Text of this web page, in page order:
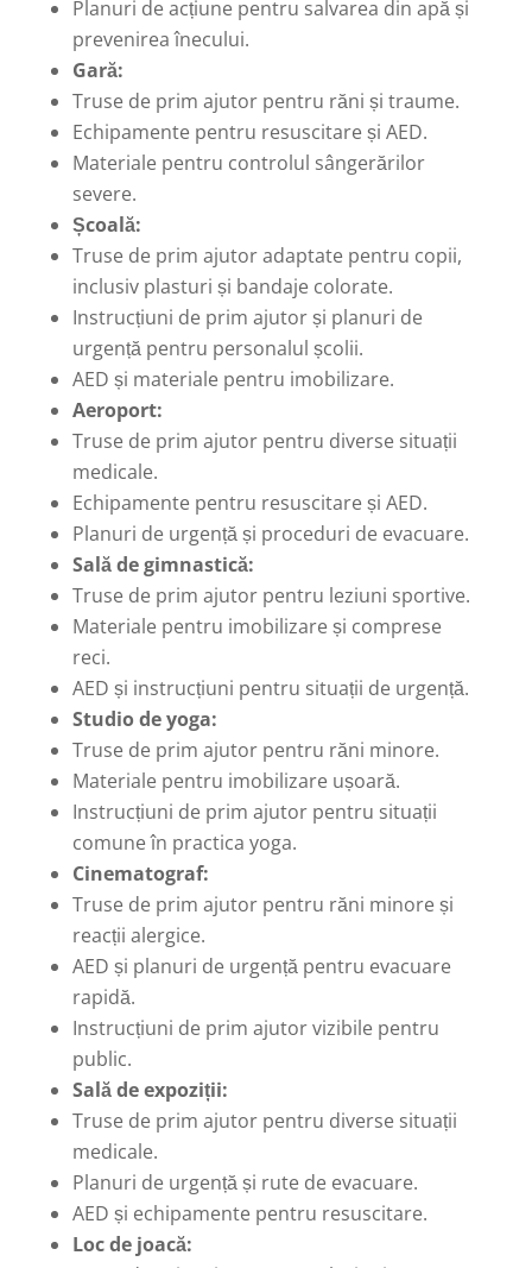
Planuri de acțiune pentru salvarea din apă și
prevenirea înecului.
Gară:
Truse de prim ajutor pentru răni și traume.
Echipamente pentru resuscitare și AED.
Materiale pentru controlul sângerărilor
severe.
Școală:
Truse de prim ajutor adaptate pentru copii,
inclusiv plasturi și bandaje colorate.
Instrucțiuni de prim ajutor și planuri de
urgență pentru personalul școlii.
AED și materiale pentru imobilizare.
Aeroport:
Truse de prim ajutor pentru diverse situații
medicale.
Echipamente pentru resuscitare și AED.
Planuri de urgență și proceduri de evacuare.
Sală de gimnastică:
Truse de prim ajutor pentru leziuni sportive.
Materiale pentru imobilizare și comprese
reci.
AED și instrucțiuni pentru situații de urgență.
Studio de yoga:
Truse de prim ajutor pentru răni minore.
Materiale pentru imobilizare ușoară.
Instrucțiuni de prim ajutor pentru situații
comune în practica yoga.
Cinematograf:
Truse de prim ajutor pentru răni minore și
reacții alergice.
AED și planuri de urgență pentru evacuare
rapidă.
Instrucțiuni de prim ajutor vizibile pentru
public.
Sală de expoziții:
Truse de prim ajutor pentru diverse situații
medicale.
Planuri de urgență și rute de evacuare.
AED și echipamente pentru resuscitare.
Loc de joacă: